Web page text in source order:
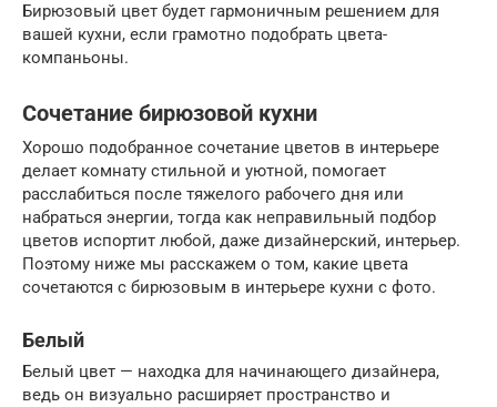
Бирюзовый цвет будет гармоничным решением для
вашей кухни, если грамотно подобрать цвета-
компаньоны.
Сочетание бирюзовой кухни
Хорошо подобранное сочетание цветов в интерьере
делает комнату стильной и уютной, помогает
расслабиться после тяжелого рабочего дня или
набраться энергии, тогда как неправильный подбор
цветов испортит любой, даже дизайнерский, интерьер.
Поэтому ниже мы расскажем о том, какие цвета
сочетаются с бирюзовым в интерьере кухни с фото.
Белый
Белый цвет — находка для начинающего дизайнера,
ведь он визуально расширяет пространство и